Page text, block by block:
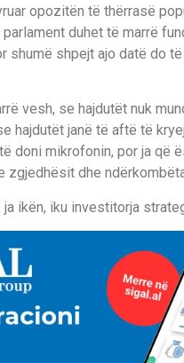
opozitën të thërrasë
duhet të marrë
shumë shpejt ajo datë do
vesh, se hajdutët nuk
hajdutët janë të aftë të
doni mikrofonin, por ja që
zgjedhësit dhe
ikën, iku investitorja